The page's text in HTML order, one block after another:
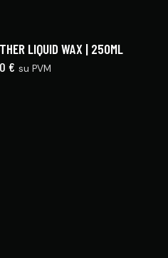
LIQUID WAX | 250ML
€ su PVM